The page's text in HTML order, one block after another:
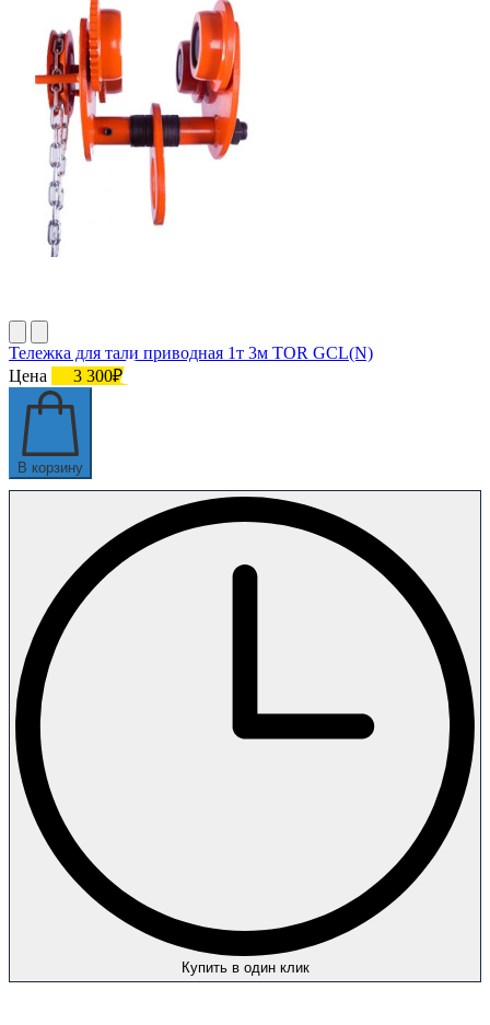
Тележка для тали приводная 1т 3м TOR GCL(N)
Цена
3 300₽
В корзину
Купить в один клик